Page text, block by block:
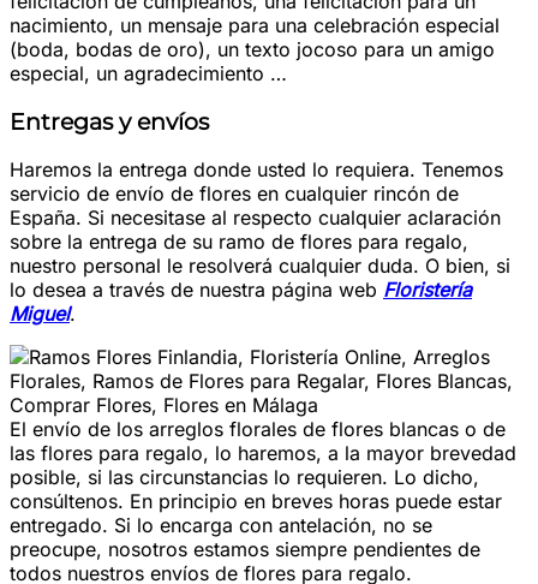
nacimiento, un mensaje para una celebración especial
(boda, bodas de oro), un texto jocoso para un amigo
especial, un agradecimiento …
Entregas y envíos
Haremos la entrega donde usted lo requiera. Tenemos
servicio de envío de flores en cualquier rincón de
España. Si necesitase al respecto cualquier aclaración
sobre la entrega de su ramo de flores para regalo,
nuestro personal le resolverá cualquier duda. O bien, si
lo desea a través de nuestra página web Floristería
Miguel.
El envío de los arreglos florales de flores blancas o de
las flores para regalo, lo haremos, a la mayor brevedad
posible, si las circunstancias lo requieren. Lo dicho,
consúltenos. En principio en breves horas puede estar
entregado. Si lo encarga con antelación, no se
preocupe, nosotros estamos siempre pendientes de
todos nuestros envíos de flores para regalo.